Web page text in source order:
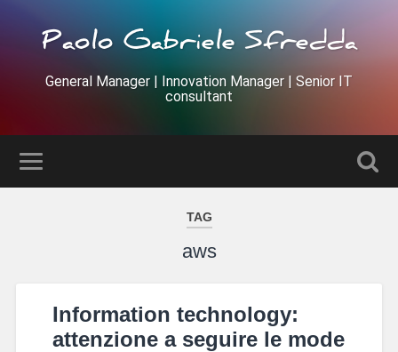
Paolo Gabriele Sfredda
General Manager | Innovation Manager | Senior IT
consultant
TAG
aws
Information technology:
attenzione a seguire le mode